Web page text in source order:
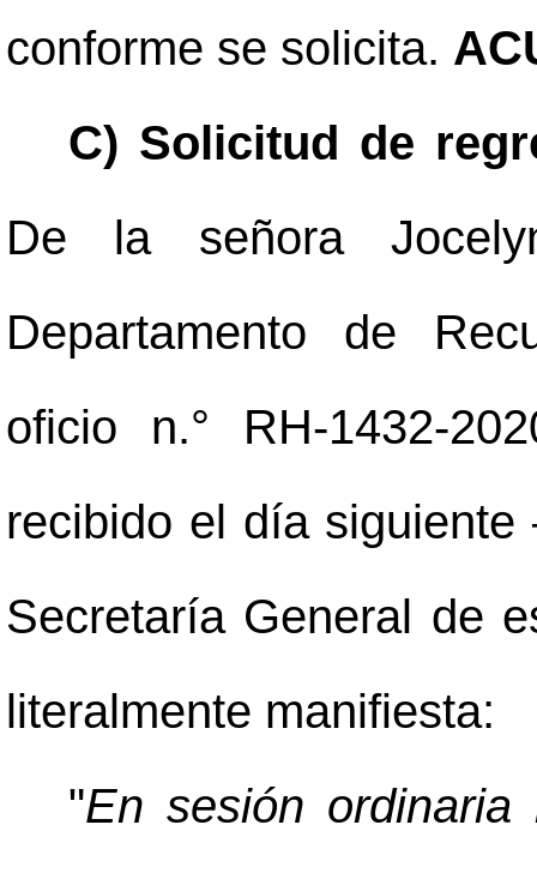
conforme se solicita.
C) Solicitud de
De la señora
Departamento de
oficio n.° RH-1432-
recibido el día siguiente
Secretaría General de
literalmente manifiesta:
"En sesión ordinaria